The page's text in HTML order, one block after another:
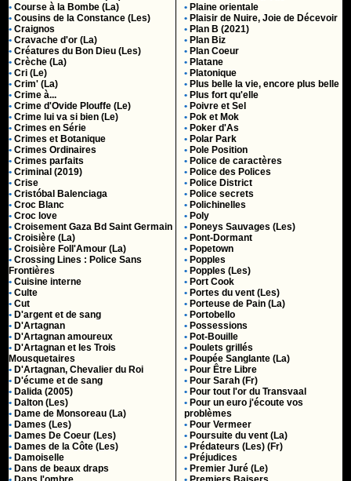
• Course à la Bombe (La)
• Cousins de la Constance (Les)
• Craignos
• Cravache d'or (La)
• Créatures du Bon Dieu (Les)
• Crèche (La)
• Cri (Le)
• Crim' (La)
• Crime à...
• Crime d'Ovide Plouffe (Le)
• Crime lui va si bien (Le)
• Crimes en Série
• Crimes et Botanique
• Crimes Ordinaires
• Crimes parfaits
• Criminal (2019)
• Crise
• Cristóbal Balenciaga
• Croc Blanc
• Croc love
• Croisement Gaza Bd Saint Germain
• Croisière (La)
• Croisière Foll'Amour (La)
• Crossing Lines : Police Sans
Frontières
• Cuisine interne
• Culte
• Cut
• D'argent et de sang
• D'Artagnan
• D'Artagnan amoureux
• D'Artagnan et les Trois
Mousquetaires
• D'Artagnan, Chevalier du Roi
• D'écume et de sang
• Dalida (2005)
• Dalton (Les)
• Dame de Monsoreau (La)
• Dames (Les)
• Dames De Coeur (Les)
• Dames de la Côte (Les)
• Damoiselle
• Dans de beaux draps
• Plaine orientale
• Plaisir de Nuire, Joie de Décevoir
• Plan B (2021)
• Plan Biz
• Plan Coeur
• Platane
• Platonique
• Plus belle la vie, encore plus belle
• Plus fort qu'elle
• Poivre et Sel
• Pok et Mok
• Poker d'As
• Polar Park
• Pole Position
• Police de caractères
• Police des Polices
• Police District
• Police secrets
• Polichinelles
• Poly
• Poneys Sauvages (Les)
• Pont-Dormant
• Popetown
• Popples
• Popples (Les)
• Port Cook
• Portes du vent (Les)
• Porteuse de Pain (La)
• Portobello
• Possessions
• Pot-Bouille
• Poulets grillés
• Poupée Sanglante (La)
• Pour Être Libre
• Pour Sarah (Fr)
• Pour tout l'or du Transvaal
• Pour un euro j'écoute vos
problèmes
• Pour Vermeer
• Poursuite du vent (La)
• Prédateurs (Les) (Fr)
• Préjudices
• Premier Juré (Le)